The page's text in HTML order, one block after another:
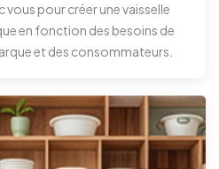
pour créer une vaisselle
en fonction des besoins de
et des consommateurs.